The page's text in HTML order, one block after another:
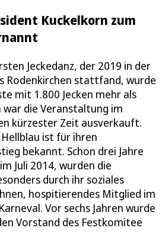
Kuckelkorn zum
Jeckedanz, der 2019 in der
Rodenkirchen stattfand, wurde
mit 1.800 Jecken mehr als
die Veranstaltung im
kürzester Zeit ausverkauft.
ist für ihren
bekannt. Schon drei Jahre
Juli 2014, wurden die
durch ihr soziales
hospitierendes Mitglied im
Vor sechs Jahren wurde
Vorstand des Festkomitee